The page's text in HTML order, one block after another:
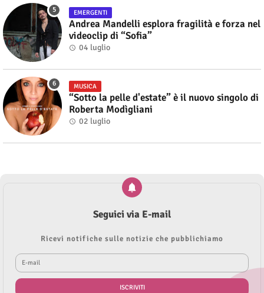
EMERGENTI
Andrea Mandelli esplora fragilità e forza nel
videoclip di “Sofia”
04 luglio
MUSICA
“Sotto la pelle d'estate” è il nuovo singolo di
Roberta Modìgliani
02 luglio
Seguici via E-mail
Ricevi notifiche sulle notizie che pubblichiamo